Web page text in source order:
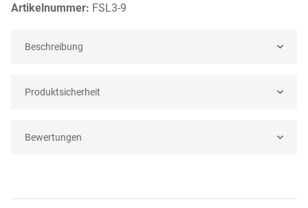
Artikelnummer: FSL3-9
Beschreibung
Produktsicherheit
Bewertungen